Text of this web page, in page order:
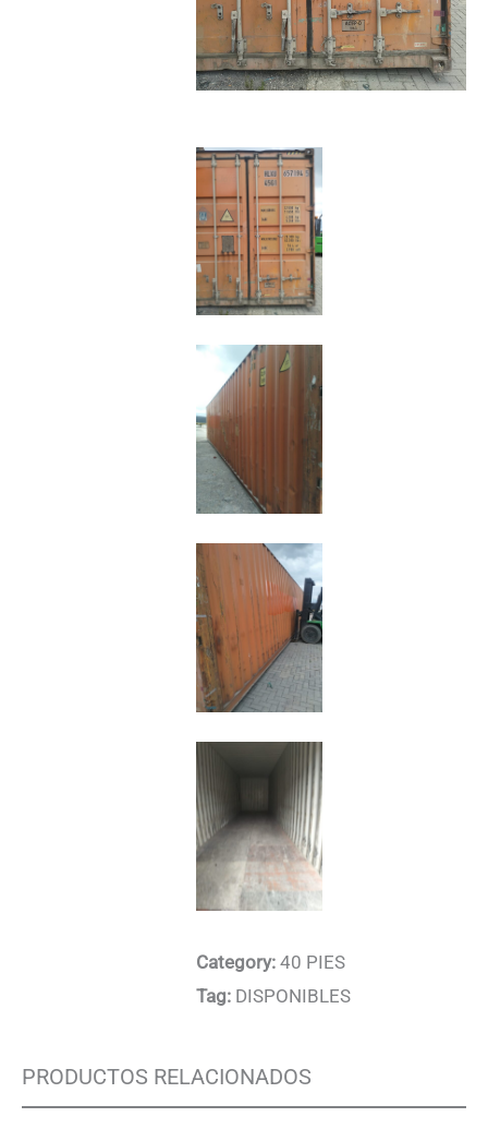
Category: 40 PIES
Tag: DISPONIBLES
PRODUCTOS RELACIONADOS